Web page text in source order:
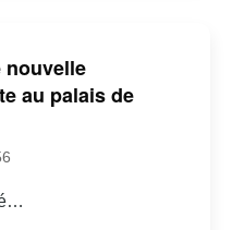
nouvelle
au palais de